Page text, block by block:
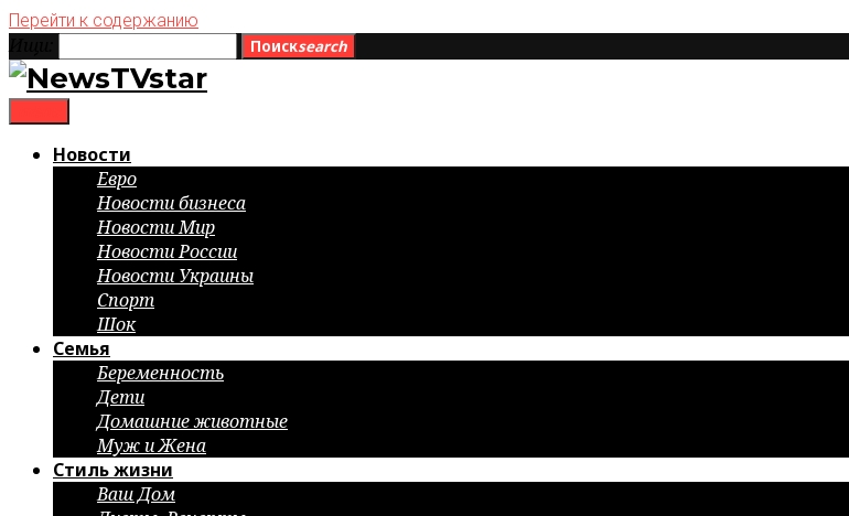
Перейти к содержанию
Поискsearch
Новости
Евро
Новости бизнеса
Новости Мир
Новости России
Новости Украины
Спорт
Шок
Семья
Беременность
Дети
Домашние животные
Муж и Жена
Стиль жизни
Ваш Дом